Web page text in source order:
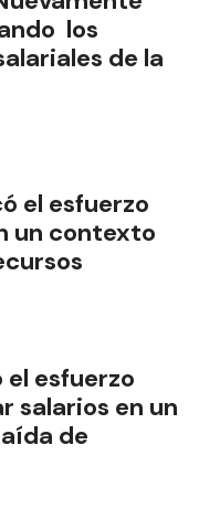
los
de la
el esfuerzo
un contexto
esfuerzo
salarios en un
de